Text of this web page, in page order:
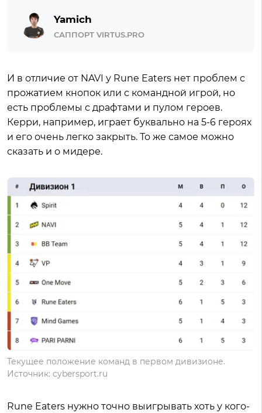
Yamich
САППОРТ VIRTUS.PRO
И в отличие от NAVI у Rune Eaters нет проблем с
прожатием кнопок или с командной игрой, но
есть проблемы с драфтами и пулом героев.
Керри, например, играет буквально на 5-6 героях
и его очень легко закрыть. То же самое можно
сказать и о мидере.
Текущее положение команд в первом дивизионе.
Источник: cybersport.ru
Rune Eaters нужно точно выигрывать хоть у кого-